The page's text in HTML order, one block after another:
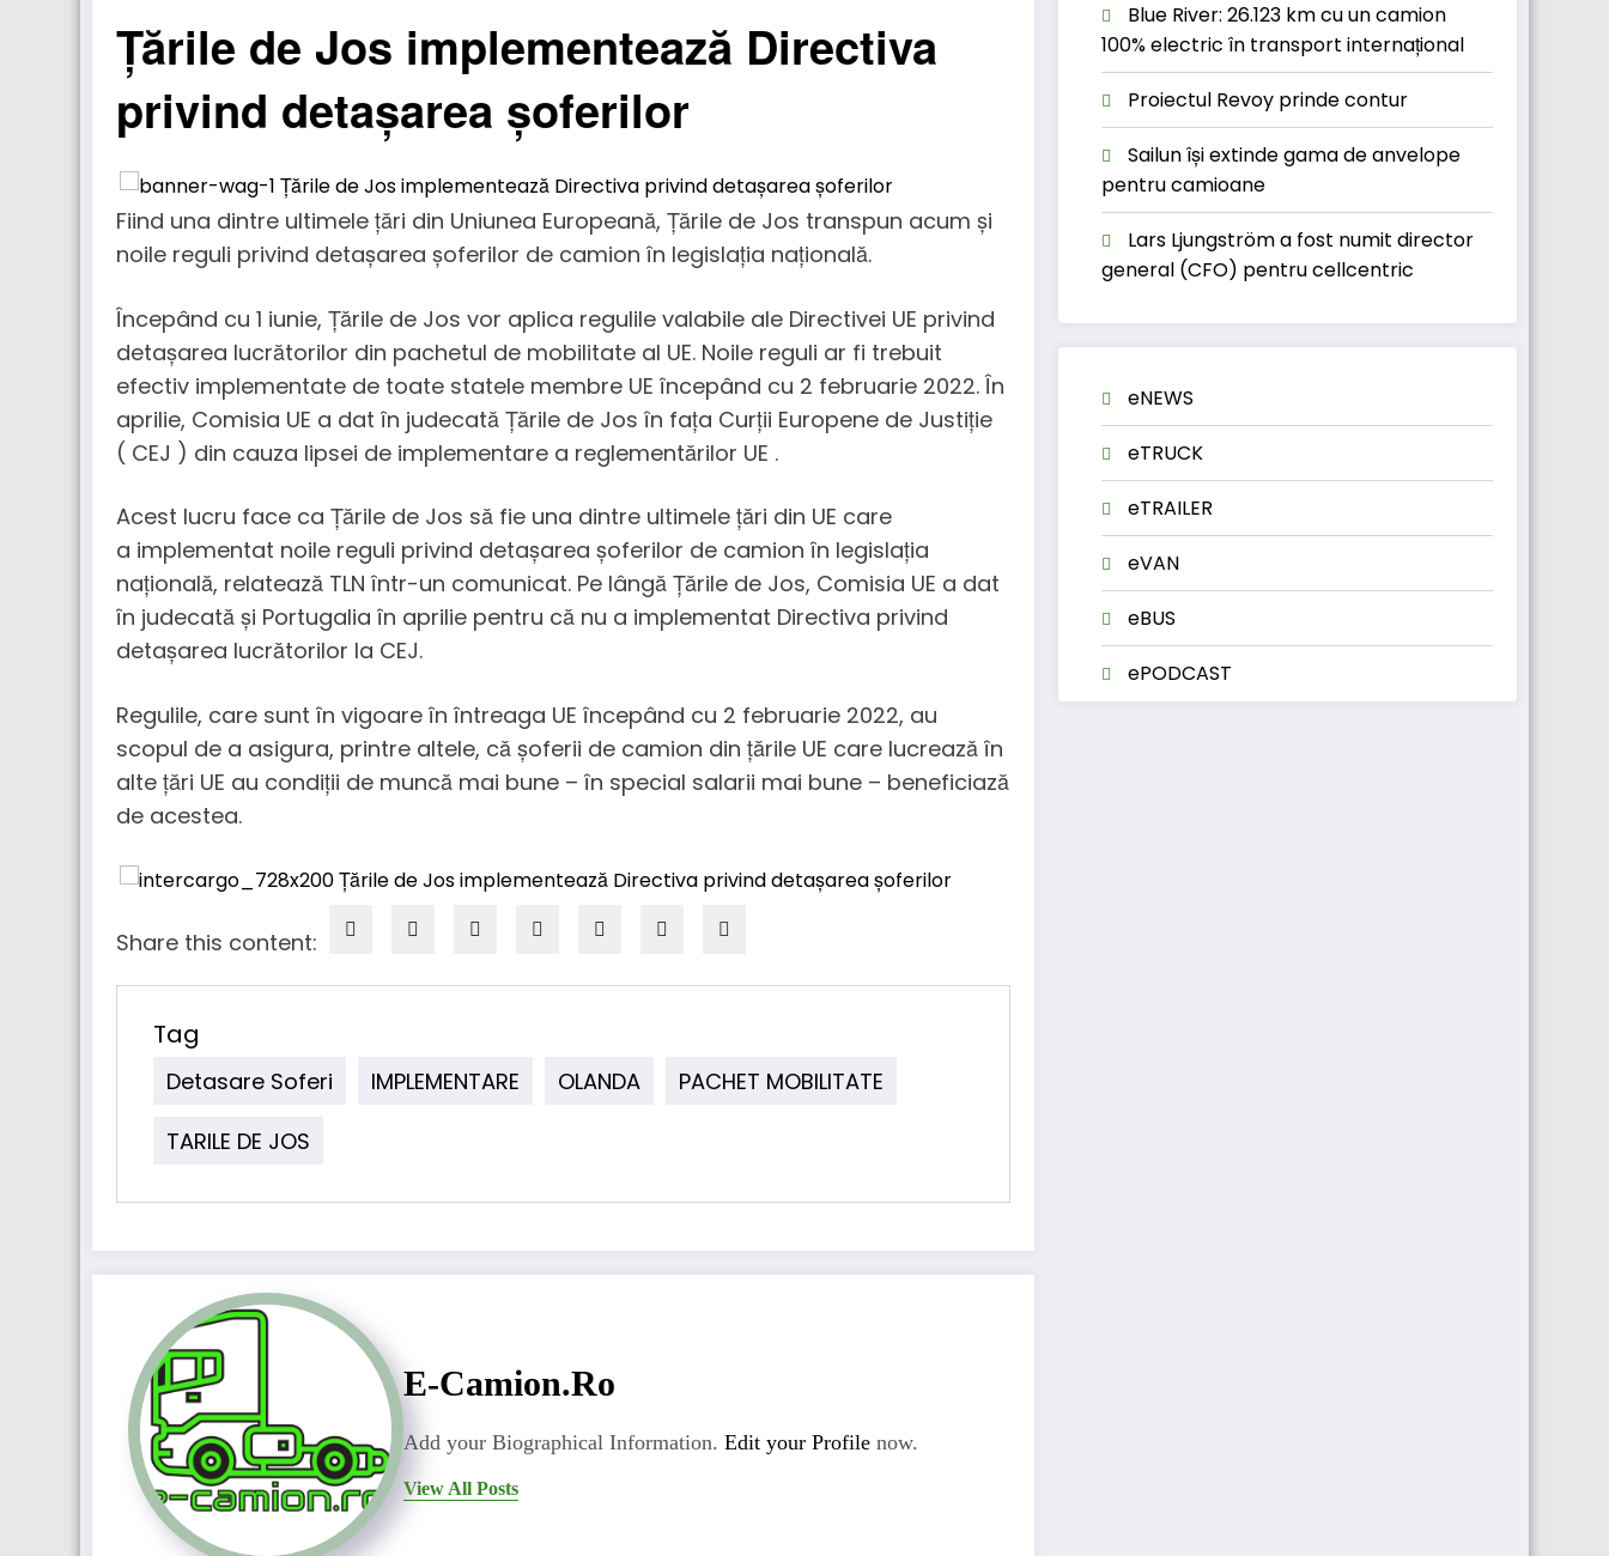
Țările de Jos implementează Directiva
privind detașarea șoferilor
Fiind una dintre ultimele țări din Uniunea Europeană, Țările de Jos transpun acum și
noile reguli privind detașarea șoferilor de camion în legislația națională.
Începând cu 1 iunie, Țările de Jos vor aplica regulile valabile ale Directivei UE privind
detașarea lucrătorilor din pachetul de mobilitate al UE. Noile reguli ar fi trebuit
efectiv implementate de toate statele membre UE începând cu 2 februarie 2022. În
aprilie, Comisia UE a dat în judecată Țările de Jos în fața Curții Europene de Justiție
( CEJ ) din cauza lipsei de implementare a reglementărilor UE .
Acest lucru face ca Țările de Jos să fie una dintre ultimele țări din UE care
a implementat noile reguli privind detașarea șoferilor de camion în legislația
națională, relatează TLN într-un comunicat. Pe lângă Țările de Jos, Comisia UE a dat
în judecată și Portugalia în aprilie pentru că nu a implementat Directiva privind
detașarea lucrătorilor la CEJ.
Regulile, care sunt în vigoare în întreaga UE începând cu 2 februarie 2022, au
scopul de a asigura, printre altele, că șoferii de camion din țările UE care lucrează în
alte țări UE au condiții de muncă mai bune – în special salarii mai bune – beneficiază
de acestea.
Share this content:
Tag
Detasare Soferi IMPLEMENTARE OLANDA
PACHET MOBILITATE
TARILE DE JOS
E-Camion.ro
Add your Biographical Information. Edit your Profile now.
View All Posts
Blue River: 26.123 km cu un camion
100% electric în transport internațional
Proiectul Revoy prinde contur
Sailun își extinde gama de anvelope
pentru camioane
Lars Ljungström a fost numit director
general (CFO) pentru cellcentric
eNEWS
eTRUCK
eTRAILER
eVAN
eBUS
ePODCAST